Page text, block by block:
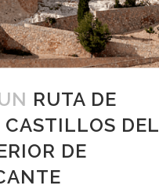
RUTA DE
CASTILLOS DEL
DE